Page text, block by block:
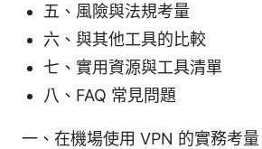
五、風險與法規考量
六、與其他工具的比較
七、實用資源與工具清單
八、FAQ 常見問題
一、在機場使用 VPN 的實務考